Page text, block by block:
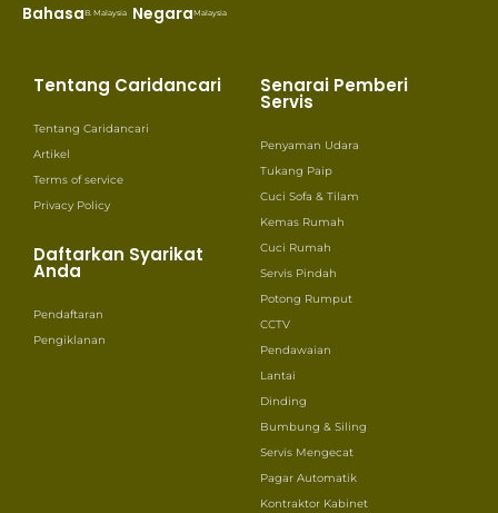
BahasaB. Malaysia NegaraMalaysia
Tentang Caridancari
Tentang Caridancari
Artikel
Terms of service
Privacy Policy
Daftarkan Syarikat
Anda
Pendaftaran
Pengiklanan
Senarai Pemberi
Servis
Penyaman Udara
Tukang Paip
Cuci Sofa & Tilam
Kemas Rumah
Cuci Rumah
Servis Pindah
Potong Rumput
CCTV
Pendawaian
Lantai
Dinding
Bumbung & Siling
Servis Mengecat
Pagar Automatik
Kontraktor Kabinet